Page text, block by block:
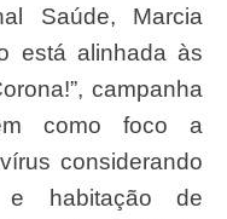
Saúde, Marcia
está alinhada às
campanha
como foco a
considerando
habitação de